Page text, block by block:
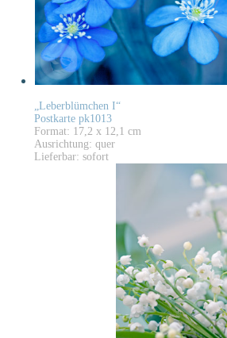
„Leberblümchen I“
Postkarte pk1013
Format: 17,2 x 12,1 cm
Ausrichtung: quer
Lieferbar: sofort